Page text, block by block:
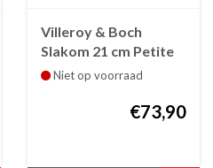
Villeroy & Boch
Slakom 21 cm Petite
Fleur
Niet op voorraad
€73,90